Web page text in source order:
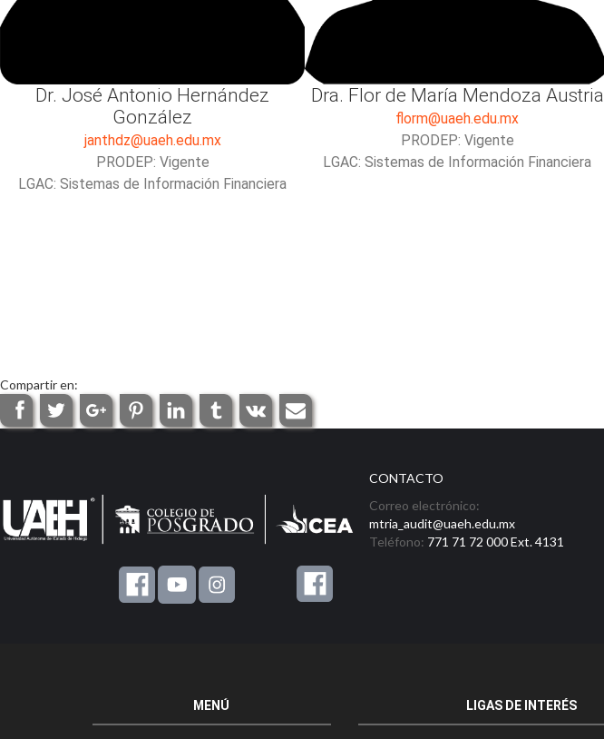
Dr. José Antonio Hernández
González
janthdz@uaeh.edu.mx
PRODEP: Vigente
LGAC: Sistemas de Información Financiera
Dra. Flor de María Mendoza Austria
florm@uaeh.edu.mx
PRODEP: Vigente
LGAC: Sistemas de Información Financiera
Compartir en:
CONTACTO
Correo electrónico:
mtria_audit@uaeh.edu.mx
Teléfono: 771 71 72 000 Ext. 4131
MENÚ LIGAS DE INTERÉS